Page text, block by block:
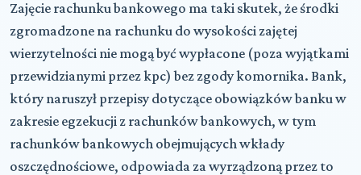
Zajęcie rachunku bankowego ma taki skutek, że środki
zgromadzone na rachunku do wysokości zajętej
wierzytelności nie mogą być wypłacone (poza wyjątkami
przewidzianymi przez kpc) bez zgody komornika. Bank,
który naruszył przepisy dotyczące obowiązków banku w
zakresie egzekucji z rachunków bankowych, w tym
rachunków bankowych obejmujących wkłady
oszczędnościowe, odpowiada za wyrządzoną przez to